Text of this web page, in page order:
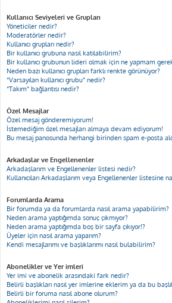
Kullanıcı Seviyeleri ve Grupları
Yöneticiler nedir?
Moderatörler nedir?
Kullanıcı grupları nedir?
Bir kullanıcı grubuna nasıl katılabilirim?
Bir kullanıcı grubunun lideri olmak için ne yapmam
Neden bazı kullanıcı grupları farklı renkte görünüyor?
“Varsayılan kullanıcı grubu” nedir?
“Takım” bağlantısı nedir?
Özel Mesajlar
Özel mesaj gönderemiyorum!
İstemediğim özel mesajları almaya devam ediyorum!
Bu mesaj panosunda herhangi birinden spam e-posta
Arkadaşlar ve Engellenenler
Arkadaşlarım ve Engellenenler listesi nedir?
Kullanıcıları Arkadaşlarım veya Engellenenler listesine
Forumlarda Arama
Bir forumda ya da forumlarda nasıl arama yapabilirim?
Neden arama yaptığımda sonuç çıkmıyor?
Neden arama yaptığımda boş bir sayfa çıkıyor!?
Üyeler için nasıl arama yaparım?
Kendi mesajlarımı ve başlıklarımı nasıl bulabilirim?
Abonelikler ve Yer imleri
Yer imi ve abonelik arasındaki fark nedir?
Belirli başlıkları nasıl yer imlerine eklerim ya da bu
Belirli bir foruma nasıl abone olurum?